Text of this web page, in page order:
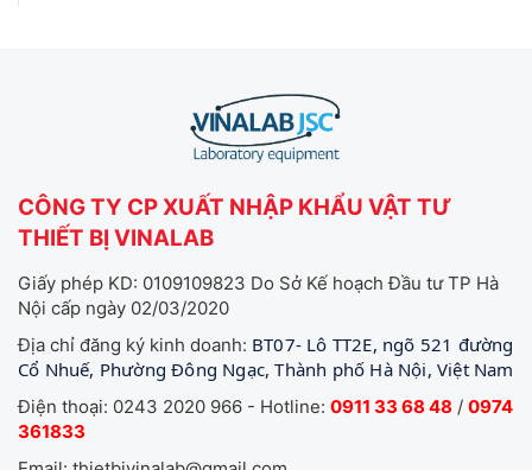
CÔNG TY CP XUẤT NHẬP KHẨU VẬT TƯ
THIẾT BỊ VINALAB
Giấy phép KD: 0109109823 Do Sở Kế hoạch Đầu tư TP Hà
Nội cấp ngày 02/03/2020
Địa chỉ đăng ký kinh doanh: BT07- Lô TT2E, ngõ 521 đường
Cổ Nhuế, Phường Đông Ngạc, Thành phố Hà Nội, Việt Nam
Điện thoại: 0243 2020 966 - Hotline: 0911 33 68 48 / 0974
361833